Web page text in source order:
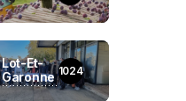
Lot-Et-
Garonne 1024